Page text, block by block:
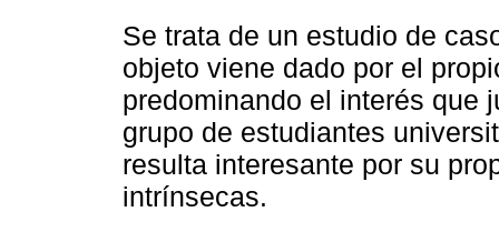
Se trata de un estudio de
objeto viene dado por el
predominando el interés que
grupo de estudiantes
resulta interesante por su
intrínsecas.